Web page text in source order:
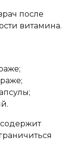
после
витамина.